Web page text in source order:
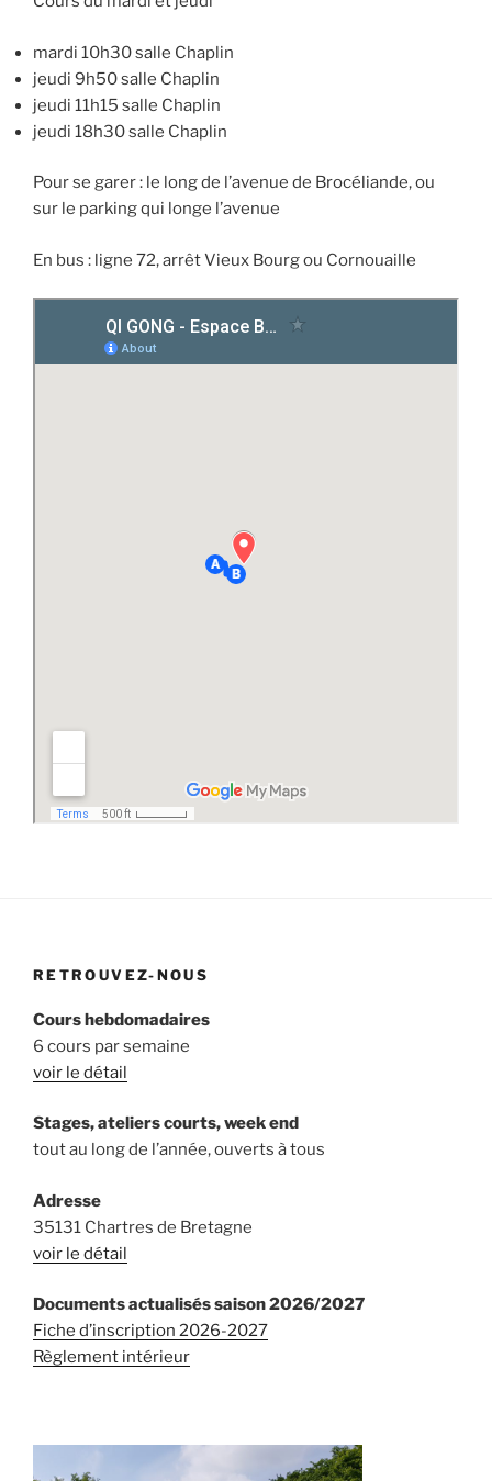
mardi 10h30 salle Chaplin
jeudi 9h50 salle Chaplin
jeudi 11h15 salle Chaplin
jeudi 18h30 salle Chaplin
Pour se garer : le long de l’avenue de Brocéliande, ou
sur le parking qui longe l’avenue
En bus : ligne 72, arrêt Vieux Bourg ou Cornouaille
RETROUVEZ-NOUS
Cours hebdomadaires
6 cours par semaine
voir le détail
Stages, ateliers courts, week end
tout au long de l’année, ouverts à tous
Adresse
35131 Chartres de Bretagne
voir le détail
Documents actualisés saison 2026/2027
Fiche d’inscription 2026-2027
Règlement intérieur